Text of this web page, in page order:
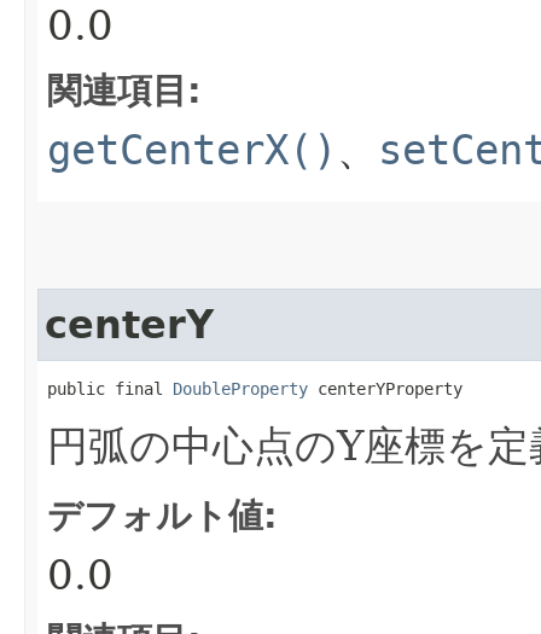
0.0
関連項目:
getCenterX() 、
centerY
public final DoubleProperty centerYProperty
円弧の中心点のY座標を
デフォルト値:
0.0